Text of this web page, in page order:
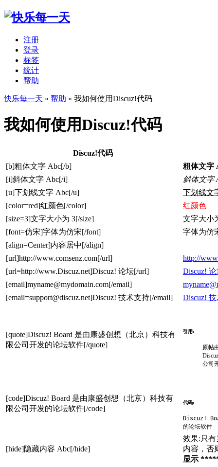
注册
登录
标签
统计
帮助
快乐每一天 » 帮助 » 我如何使用Discuz!代码
我如何使用Discuz!代码
Discuz!代码
[b]粗体文字 Abc[/b]
粗体文字
[i]斜体文字 Abc[/i]
斜体文字
[u]下划线文字 Abc[/u]
下划线文
[color=red]红颜色[/color]
红颜色
[size=3]文字大小为 3[/size]
文字大小
[font=仿宋]字体为仿宋[/font]
字体为仿
[align=Center]内容居中[/align]
[url]http://www.comsenz.com[/url]
http://
[url=http://www.Discuz.net]Discuz! 论坛[/url]
Discuz!
[email]myname@mydomain.com[/email]
[email=support@discuz.net]Discuz! 技术支持[/email]
Discuz!
[quote]Discuz! Board 是由康盛创想（北京）科技有
限公司开发的论坛软件[/quote]
引用:
原帖
公司
[code]Discuz! Board 是由康盛创想（北京）科技有
限公司开发的论坛软件[/code]
代码:
Discuz!
的论坛软件
[hide]隐藏内容 Abc[/hide]
效果:只
内容，否
显示